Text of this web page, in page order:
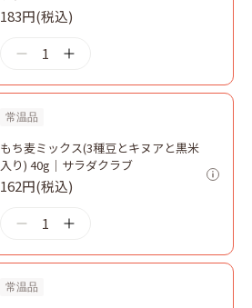
183円(税込)
1
常温品
もち麦ミックス(3種豆とキヌアと黒米
入り) 40g｜サラダクラブ
162円(税込)
1
常温品